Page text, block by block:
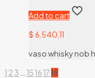
Add to cart
$ 6.540,11
vaso whisky nob
1 2 3 15161718